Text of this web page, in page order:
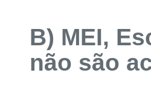
B) MEI,
não são